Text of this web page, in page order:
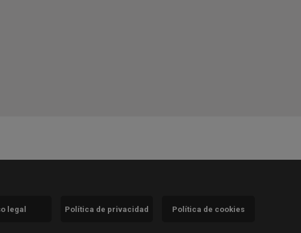
nueva)
legal Política de privacidad Política de cookies